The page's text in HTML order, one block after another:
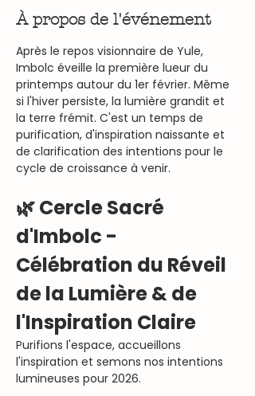
À propos de l'événement
Après le repos visionnaire de Yule,
Imbolc éveille la première lueur du
printemps autour du 1er février. Même
si l'hiver persiste, la lumière grandit et
la terre frémit. C'est un temps de
purification, d'inspiration naissante et
de clarification des intentions pour le
cycle de croissance à venir.
🌿 Cercle Sacré
d'Imbolc -
Célébration du Réveil
de la Lumière & de
l'Inspiration Claire
Purifions l'espace, accueillons
l'inspiration et semons nos intentions
lumineuses pour 2026.